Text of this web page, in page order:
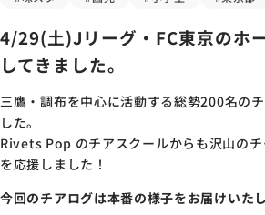
4/29(土)Jリーグ・FC東京のホ
してきました。
三鷹・調布を中心に活動する総勢200名の
した。
Rivets Pop のチアスクールからも沢山の
を応援しました！
今回のチアログは本番の様子をお届けいた